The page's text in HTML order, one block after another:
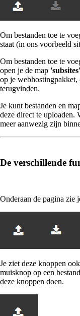
Om bestanden toe te
staat (in ons voorbeeld
Om bestanden toe te
open je de map 'subsites'
op je webhostingpakket,
terugvinden.
Je kunt bestanden en
deze direct te uploaden.
meer aanwezig zijn
De verschillende
Onderaan de pagina zie
Je ziet deze knoppen
muisknop op een
deze knoppen doen.